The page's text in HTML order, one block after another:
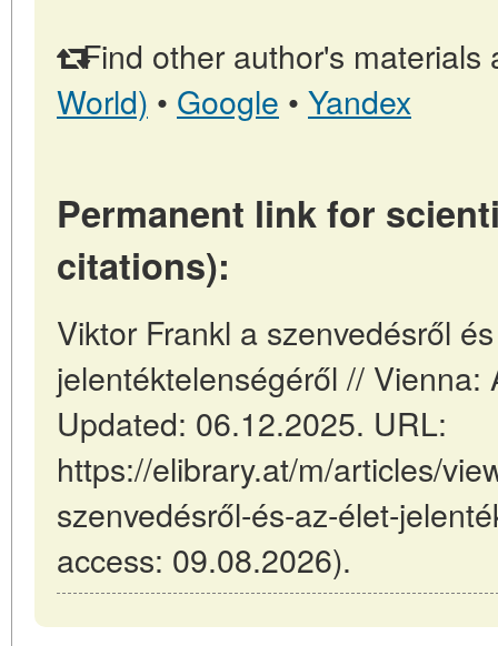
Find other author's materials
World) • Google • Yandex
Permanent link for
citations):
Viktor Frankl a szenvedésről
jelentéktelenségéről // Vienna:
Updated: 06.12.2025. URL:
https://elibrary.at/m/articles/
szenvedésről-és-az-élet-
access: 09.08.2026).